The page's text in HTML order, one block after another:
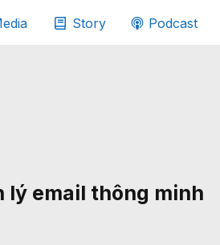
Story Podcast
lý email thông minh